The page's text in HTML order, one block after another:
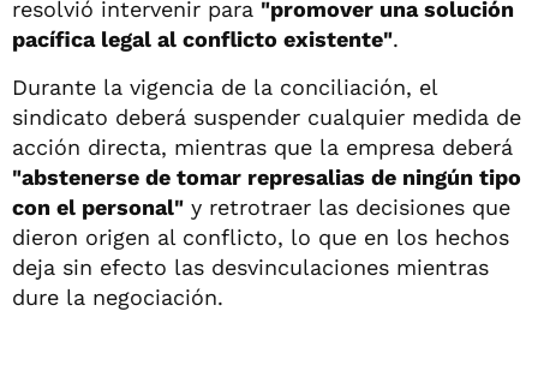
resolvió intervenir para "promover una solución
pacífica legal al conflicto existente".
Durante la vigencia de la conciliación, el
sindicato deberá suspender cualquier medida de
acción directa, mientras que la empresa deberá
"abstenerse de tomar represalias de ningún tipo
con el personal" y retrotraer las decisiones que
dieron origen al conflicto, lo que en los hechos
deja sin efecto las desvinculaciones mientras
dure la negociación.